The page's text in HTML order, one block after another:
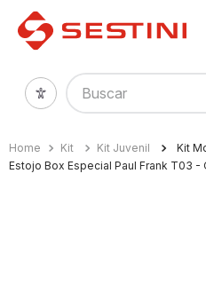
Buscar
Kit Kit Juvenil
Kit
Estojo Box Especial Paul Frank T03 -